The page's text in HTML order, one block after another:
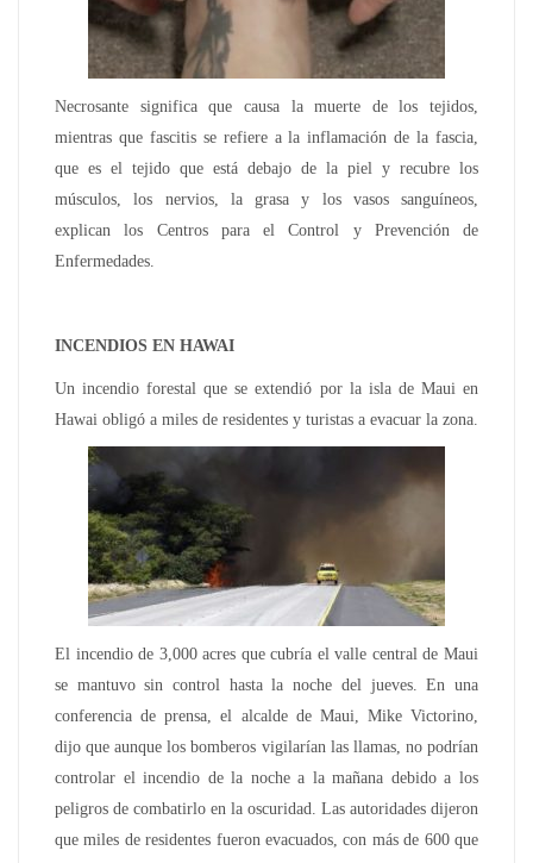
Necrosante significa que causa la muerte de los tejidos,
mientras que fascitis se refiere a la inflamación de la fascia,
que es el tejido que está debajo de la piel y recubre los
músculos, los nervios, la grasa y los vasos sanguíneos,
explican los Centros para el Control y Prevención de
Enfermedades.
INCENDIOS EN HAWAI
Un incendio forestal que se extendió por la isla de Maui en
Hawai obligó a miles de residentes y turistas a evacuar la zona.
El incendio de 3,000 acres que cubría el valle central de Maui
se mantuvo sin control hasta la noche del jueves. En una
conferencia de prensa, el alcalde de Maui, Mike Victorino,
dijo que aunque los bomberos vigilarían las llamas, no podrían
controlar el incendio de la noche a la mañana debido a los
peligros de combatirlo en la oscuridad. Las autoridades dijeron
que miles de residentes fueron evacuados, con más de 600 que